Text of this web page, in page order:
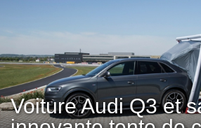
Voiture Audi Q3 et